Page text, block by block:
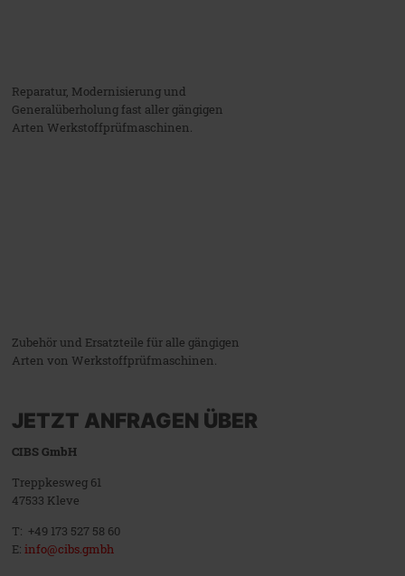
Reparatur, Modernisierung und
Generalüberholung fast aller gängigen
Arten Werkstoffprüfmaschinen.
Zubehör und Ersatzteile für alle gängigen
Arten von Werkstoffprüfmaschinen.
JETZT ANFRAGEN ÜBER
CIBS GmbH
Treppkesweg 61
47533 Kleve
T: +49 173 527 58 60
E:info@cibs.gmbh